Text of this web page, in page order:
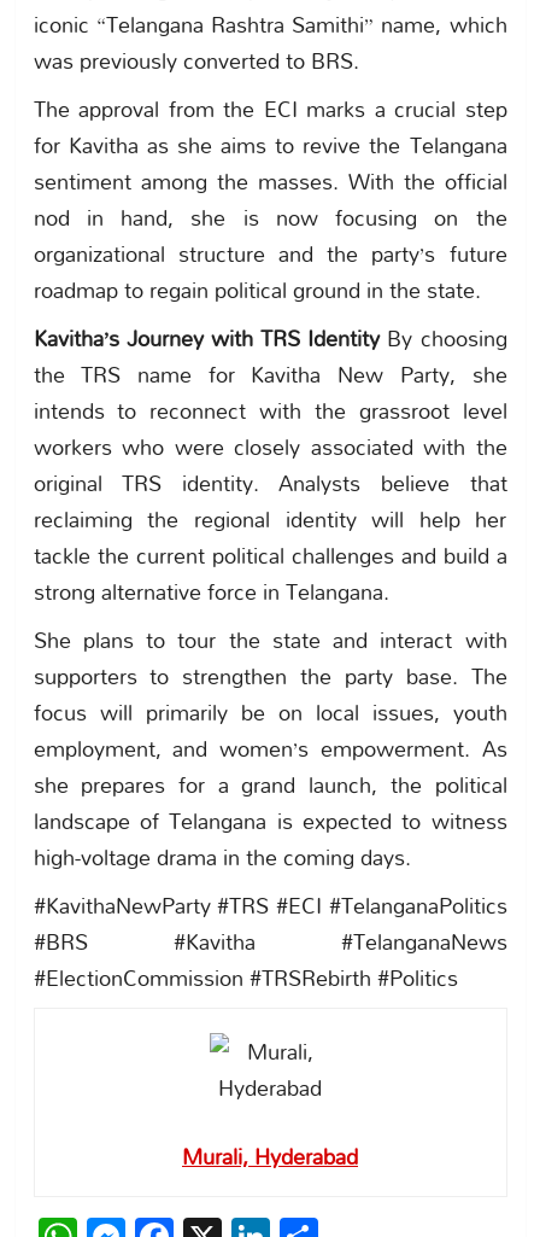
iconic “Telangana Rashtra Samithi” name, which
was previously converted to BRS.
The approval from the ECI marks a crucial step
for Kavitha as she aims to revive the Telangana
sentiment among the masses. With the official
nod in hand, she is now focusing on the
organizational structure and the party’s future
roadmap to regain political ground in the state.
Kavitha’s Journey with TRS IdentityBy choosing
the TRS name for Kavitha New Party, she
intends to reconnect with the grassroot level
workers who were closely associated with the
original TRS identity. Analysts believe that
reclaiming the regional identity will help her
tackle the current political challenges and build a
strong alternative force in Telangana.
She plans to tour the state and interact with
supporters to strengthen the party base. The
focus will primarily be on local issues, youth
employment, and women’s empowerment. As
she prepares for a grand launch, the political
landscape of Telangana is expected to witness
high-voltage drama in the coming days.
#KavithaNewParty #TRS #ECI #TelanganaPolitics
#BRS #Kavitha #TelanganaNews
#ElectionCommission #TRSRebirth #Politics
Murali, Hyderabad